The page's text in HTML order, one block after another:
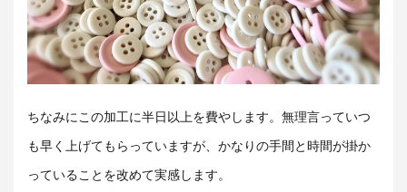
ちなみにこの加工に半日以上を費やします。無理言っていつ
も早く上げてもらっていますが、かなりの手間と時間が掛か
っていることを改めて実感します。